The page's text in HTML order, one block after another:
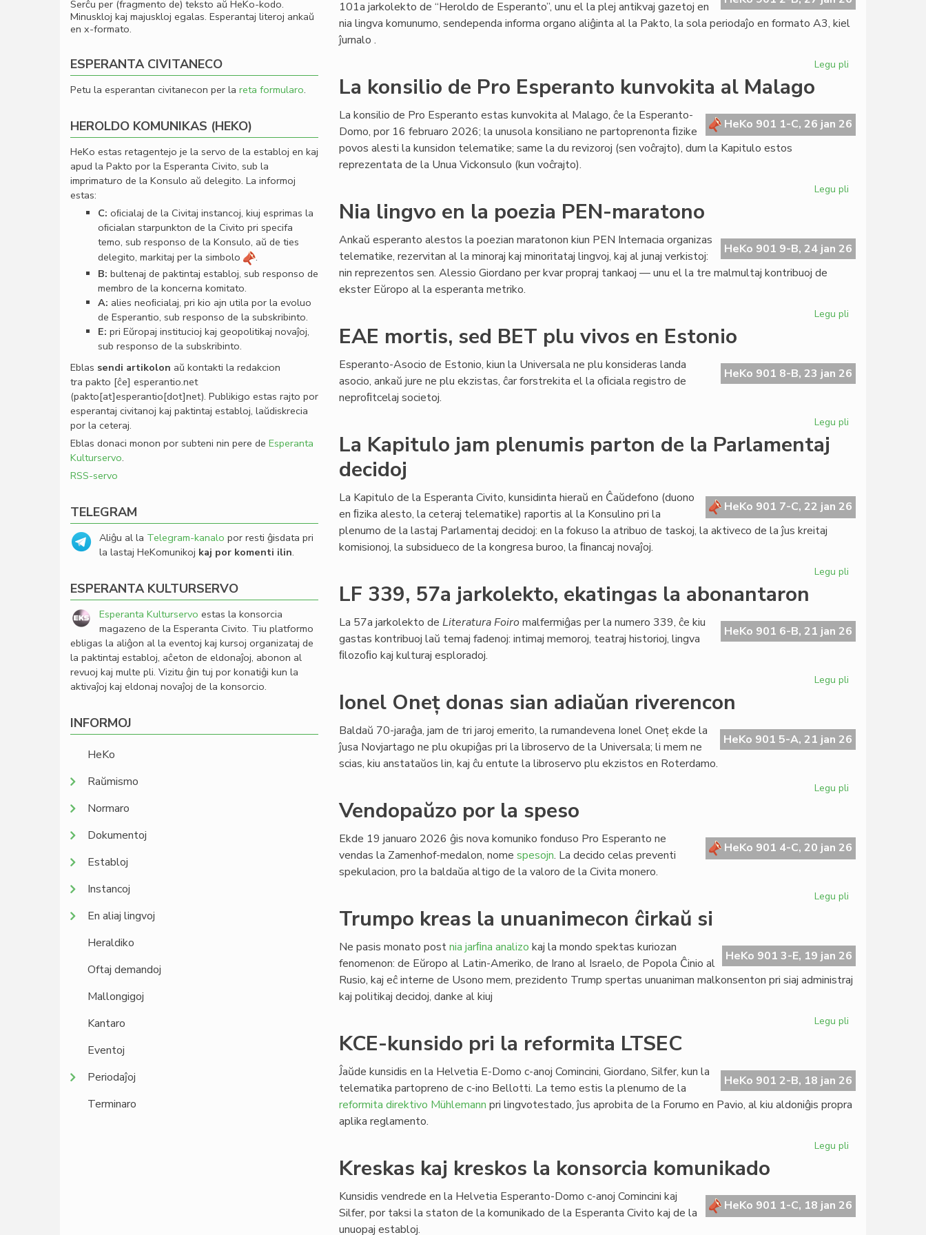
101a jarkolekto de “Heroldo de Esperanto”, unu el la plej antikvaj gazetoj en
nia lingva komunumo, sendependa informa organo aliĝinta al la Pakto, la sola periodaĵo en formato A3, kiel
ĵurnalo .
Legu pli
2025
de
La konsilio de Pro Esperanto kunvokita al Malago
HeKo 901 1-C, 26 jan 26
La konsilio de Pro Esperanto estas kunvokita al Malago, ĉe la Esperanto-
Domo, por 16 februaro 2026; la unusola konsiliano ne partoprenonta ﬁzike
povos alesti la kunsidon telematike; same la du revizoroj (sen voĉrajto), dum la Kapitulo estos
reprezentata de la Unua Vickonsulo (kun voĉrajto).
Legu pli
Pro
Esperanto
Nia lingvo en la poezia PEN-maratono
HeKo 901 9-B, 24 jan 26
Ankaŭ esperanto alestos la poezian maratonon kiun PEN Internacia organizas
telematike, rezervitan al la minoraj kaj minoritataj lingvoj, kaj al junaj verkistoj:
nin reprezentos sen. Alessio Giordano per kvar propraj tankaoj — unu el la tre malmultaj kontribuoj de
ekster Eŭropo al la esperanta metriko.
Legu pli
la
poezia
EAE mortis, sed BET plu vivos en Estonio
HeKo 901 8-B, 23 jan 26
Esperanto-Asocio de Estonio, kiun la Universala ne plu konsideras landa
asocio, ankaŭ jure ne plu ekzistas, ĉar forstrekita el la oﬁciala registro de
neproﬁtcelaj societoj.
Legu pli
plu
vivos
La Kapitulo jam plenumis parton de la Parlamentaj
decidoj
HeKo 901 7-C, 22 jan 26
La Kapitulo de la Esperanta Civito, kunsidinta hieraŭ en Ĉaŭdefono (duono
en ﬁzika alesto, la ceteraj telematike) raportis al la Konsulino pri la
plenumo de la lastaj Parlamentaj decidoj: en la fokuso la atribuo de taskoj, la aktiveco de la ĵus kreitaj
komisionoj, la subsidueco de la kongresa buroo, la ﬁnancaj novaĵoj.
Legu pli
plenumis
parton
LF 339, 57a jarkolekto, ekatingas la abonantaron
HeKo 901 6-B, 21 jan 26
La 57a jarkolekto de Literatura Foiromalfermiĝas per la numero 339, ĉe kiu
gastas kontribuoj laŭ temaj fadenoj: intimaj memoroj, teatraj historioj, lingva
ﬁlozoﬁo kaj kulturaj esploradoj.
Legu pli
jarkolekto,
ekatingas
Ionel Oneț donas sian adiaŭan riverencon
HeKo 901 5-A, 21 jan 26
Baldaŭ 70-jaraĝa, jam de tri jaroj emerito, la rumandevena Ionel Oneț ekde la
ĵusa Novjartago ne plu okupiĝas pri la libroservo de la Universala; li mem ne
scias, kiu anstataŭos lin, kaj ĉu entute la libroservo plu ekzistos en Roterdamo.
Legu pli
sian
adiaŭan
Vendopaŭzo por la speso
HeKo 901 4-C, 20 jan 26
Ekde 19 januaro 2026 ĝis nova komuniko fonduso Pro Esperanto ne
vendas la Zamenhof-medalon, nome spesojn. La decido celas preventi
spekulacion, pro la baldaŭa altigo de la valoro de la Civita monero.
Legu pli
speso
Trumpo kreas la unuanimecon ĉirkaŭ si
HeKo 901 3-E, 19 jan 26
Ne pasis monato postnia jarﬁna analizo kaj la mondo spektas kuriozan
fenomenon: de Eŭropo al Latin-Ameriko, de Irano al Israelo, de Popola Ĉinio al
Rusio, kaj eĉ interne de Usono mem, prezidento Trump spertas unuaniman malkonsenton pri siaj administraj
kaj politikaj decidoj, danke al kiuj
Legu pli
unuanimecon
ĉirkaŭ
si
KCE-kunsido pri la reformita LTSEC
HeKo 901 2-B, 18 jan 26
Ĵaŭde kunsidis en la Helvetia E-Domo c-anoj Comincini, Giordano, Silfer, kun la
telematika partopreno de c-ino Bellotti. La temo estis la plenumo de la
reformita direktivo Mühlemann pri lingvotestado, ĵus aprobita de la Forumo en Pavio, al kiu aldoniĝis propra
aplika reglamento.
Legu pli
la
reformita
Kreskas kaj kreskos la konsorcia komunikado
HeKo 901 1-C, 18 jan 26
Kunsidis vendrede en la Helvetia Esperanto-Domo c-anoj Comincini kaj
Silfer, por taksi la staton de la komunikado de la Esperanta Civito kaj de la
unuopaj establoj.
Serĉu per (fragmento de) teksto aŭ HeKo-kodo.
Minuskloj kaj majuskloj egalas. Esperantaj literoj ankaŭ
en x-formato.
ESPERANTA CIVITANECO
Petu la esperantan civitanecon per la reta formularo.
HEROLDO KOMUNIKAS (HEKO)
HeKo estas retagentejo je la servo de la establoj en kaj
apud la Pakto por la Esperanta Civito, sub la
imprimaturo de la Konsulo aŭ delegito. La informoj
estas:
C: oﬁcialaj de la Civitaj instancoj, kiuj esprimas la
oﬁcialan starpunkton de la Civito pri specifa
temo, sub responso de la Konsulo, aŭ de ties
delegito, markitaj per la simbolo
.
B: bultenaj de paktintaj establoj, sub responso de
membro de la koncerna komitato.
A: alies neoﬁcialaj, pri kio ajn utila por la evoluo
de Esperantio, sub responso de la subskribinto.
E: pri Eŭropaj institucioj kaj geopolitikaj novaĵoj,
sub responso de la subskribinto.
Eblas sendi artikolon aŭ kontakti la redakcion
tra pakto [ĉe] esperantio.net
(pakto[at]esperantio[dot]net). Publikigo estas rajto por
esperantaj civitanoj kaj paktintaj establoj, laŭdiskrecia
por la ceteraj.
Eblas donaci monon por subteni nin pere de Esperanta
Kulturservo.
RSS-servo
TELEGRAM
Aliĝu al la Telegram-kanalo por resti ĝisdata pri
la lastaj HeKomunikoj kaj por komenti ilin.
ESPERANTA KULTURSERVO
Esperanta Kulturservo estas la konsorcia
magazeno de la Esperanta Civito. Tiu platformo
ebligas la aliĝon al la eventoj kaj kursoj organizataj de
la paktintaj establoj, aĉeton de eldonaĵoj, abonon al
revuoj kaj multe pli. Vizitu ĝin tuj por konatiĝi kun la
aktivaĵoj kaj eldonaj novaĵoj de la konsorcio.
INFORMOJ
HeKo
Raŭmismo
Normaro
Dokumentoj
Establoj
Instancoj
En aliaj lingvoj
Heraldiko
Oftaj demandoj
Mallongigoj
Kantaro
Eventoj
Periodaĵoj
Terminaro